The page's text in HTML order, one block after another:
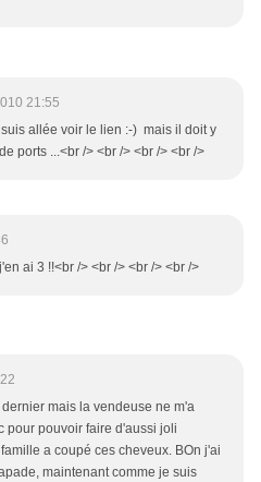
21:55
allée voir le lien :-) mais il doit y
ports ...<br /> <br /> <br /> <br />
ai 3 !!<br /> <br /> <br /> <br />
mais la vendeuse ne m'a
pour pouvoir faire d'aussi joli
a coupé ces cheveux. BOn j'ai
maintenant comme je suis